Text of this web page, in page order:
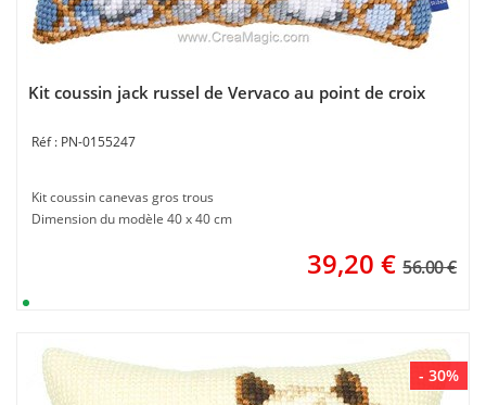
Kit coussin jack russel de Vervaco au point de croix
PN-0155247
Kit coussin canevas gros trous
Dimension du modèle 40 x 40 cm
39,20 € 56.00 €
- 30%